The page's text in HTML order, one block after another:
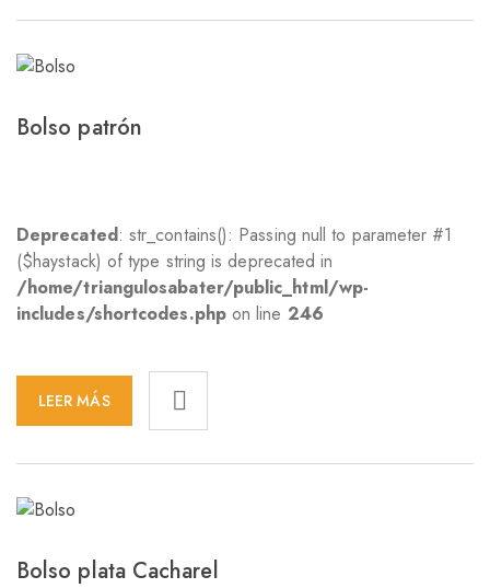
Bolso patrón
Deprecated: str_contains(): Passing null to parameter #1
($haystack) of type string is deprecated in
/home/triangulosabater/public_html/wp-
includes/shortcodes.phpon line 246
LEER MÁS
Bolso plata Cacharel